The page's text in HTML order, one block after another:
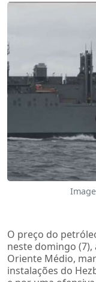
O preço do
neste domingo (7),
Oriente Médio,
instalações do